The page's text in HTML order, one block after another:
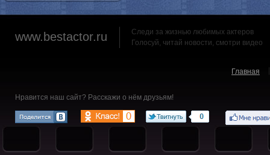
www.bestactor.ru
Следи за жизнью любимых актеров
Голосуй, читай новости, смотри видео
Главная
Нравится наш сайт? Расскажи о нём друзьям!